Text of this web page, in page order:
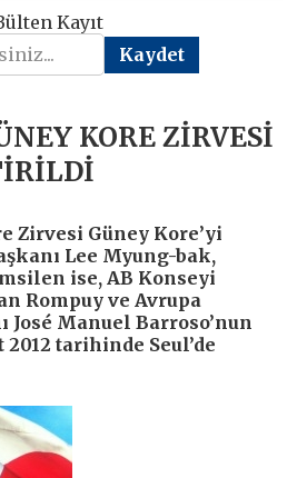
Kayıt
KORE ZİRVESİ
Zirvesi Güney Kore’yi
Lee Myung-bak,
ise, AB Konseyi
Rompuy ve Avrupa
José Manuel Barroso’nun
tarihinde Seul’de